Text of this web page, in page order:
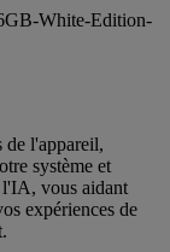
de l'appareil,
système et
l'IA, vous aidant
expériences de